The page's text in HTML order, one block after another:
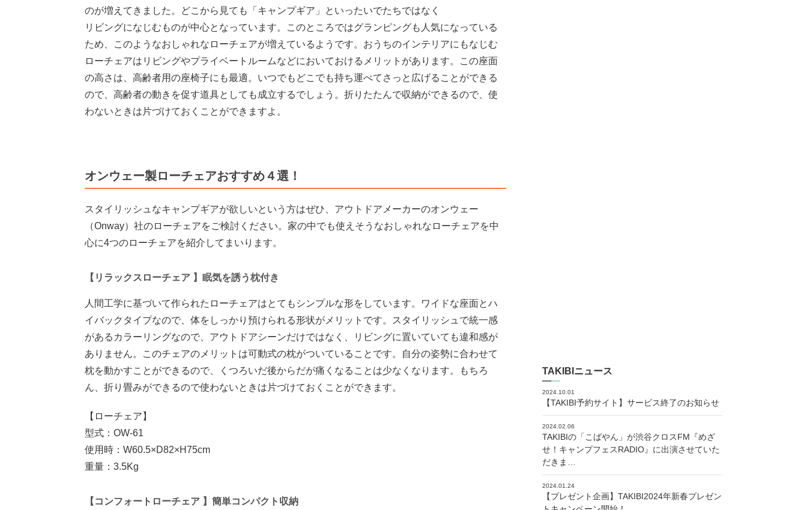
のが増えてきました。どこから見ても「キャンプギア」といったいでたちではなく
リビングになじむものが中心となっています。このところではグランピングも人気になっている
ため、このようなおしゃれなローチェアが増えているようです。おうちのインテリアにもなじむ
ローチェアはリビングやプライベートルームなどにおいておけるメリットがあります。この座面
の高さは、高齢者用の座椅子にも最適。いつでもどこでも持ち運べてさっと広げることができる
ので、高齢者の動きを促す道具としても成立するでしょう。折りたたんで収納ができるので、使
わないときは片づけておくことができますよ。
オンウェー製ローチェアおすすめ４選！
スタイリッシュなキャンプギアが欲しいという方はぜひ、アウトドアメーカーのオンウェー
（Onway）社のローチェアをご検討ください。家の中でも使えそうなおしゃれなローチェアを中
心に4つのローチェアを紹介してまいります。
【リラックスローチェア 】眠気を誘う枕付き
人間工学に基づいて作られたローチェアはとてもシンプルな形をしています。ワイドな座面とハ
イバックタイプなので、体をしっかり預けられる形状がメリットです。スタイリッシュで統一感
があるカラーリングなので、アウトドアシーンだけではなく、リビングに置いていても違和感が
ありません。このチェアのメリットは可動式の枕がついていることです。自分の姿勢に合わせて
枕を動かすことができるので、くつろいだ後からだが痛くなることは少なくなります。もちろ
ん、折り畳みができるので使わないときは片づけておくことができます。
【ローチェア】
型式：OW-61
使用時：W60.5×D82×H75cm
重量：3.5Kg
【コンフォートローチェア 】簡単コンパクト収納
TAKIBIニュース
2024.10.01
【TAKIBI予約サイト】サービス終了のお知らせ
2024.02.06
TAKIBIの「こばやん」が渋谷クロスFM『めざ
せ！キャンプフェスRADIO』に出演させていた
だきま…
2024.01.24
【プレゼント企画】TAKIBI2024年新春プレゼン